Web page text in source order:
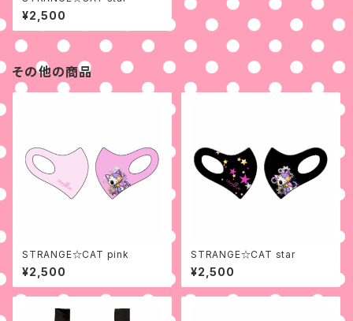
¥2,500
その他の商品
STRANGE☆CAT pink
¥2,500
STRANGE☆CAT star
¥2,500